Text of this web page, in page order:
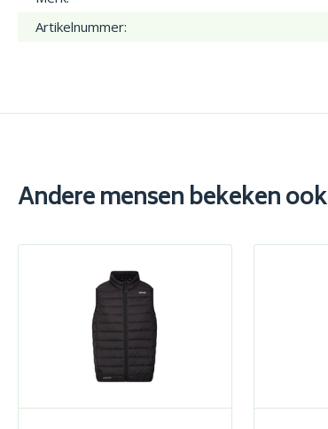
Artikelnummer:
Andere mensen bekeken ook